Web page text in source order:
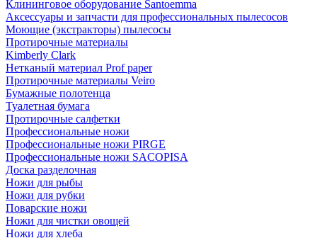
Клининговое оборудование Santoemma
Аксессуары и запчасти для профессиональных пылесосов
Моющие (экстракторы) пылесосы
Протирочные материалы
Kimberly Clark
Нетканый материал Prof paper
Протирочные материалы Veiro
Бумажные полотенца
Туалетная бумага
Протирочные салфетки
Профессиональные ножи
Профессиональные ножи PIRGE
Профессиональные ножи SACOPISA
Доска разделочная
Ножи для рыбы
Ножи для рубки
Поварские ножи
Ножи для чистки овощей
Ножи для хлеба